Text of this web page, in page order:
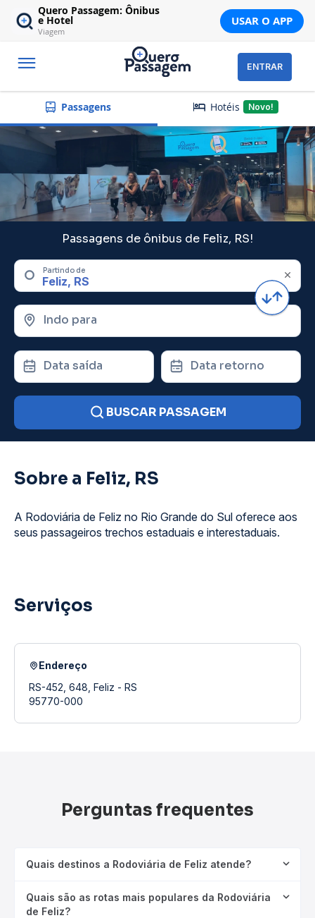
Quero Passagem: Ônibus
e Hotel
Viagem
USAR O APP
ENTRAR
Passagens Hotéis Novo!
Passagens de ônibus de Feliz, RS!
Partindo de
Indo para
Data saída Data retorno
BUSCAR PASSAGEM
Sobre a Feliz, RS
A Rodoviária de Feliz no Rio Grande do Sul oferece aos
seus passageiros trechos estaduais e interestaduais.
Serviços
Endereço
RS-452, 648, Feliz - RS
95770-000
Perguntas frequentes
Quais destinos a Rodoviária de Feliz atende?
Quais são as rotas mais populares da Rodoviária
de Feliz?